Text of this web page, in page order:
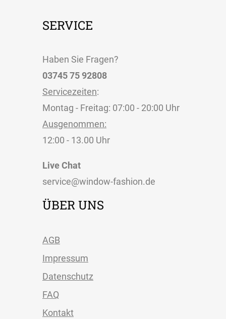
SERVICE
Haben Sie Fragen?
03745 75 92808
Servicezeiten:
Montag - Freitag: 07:00 - 20:00 Uhr
Ausgenommen:
12:00 - 13.00 Uhr
Live Chat
service@window-fashion.de
ÜBER UNS
AGB
Impressum
Datenschutz
FAQ
Kontakt